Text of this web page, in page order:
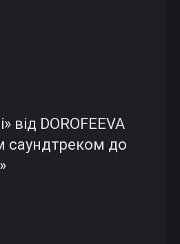
від DOROFEEVA
саундтреком до